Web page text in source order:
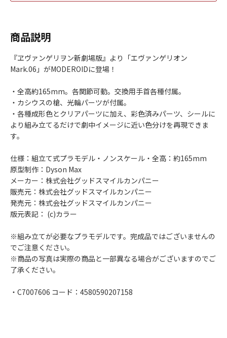
商品説明
『ヱヴァンゲリヲン新劇場版』より「エヴァンゲリオン
Mark.06」がMODEROIDに登場！
・全高約165mm。各関節可動。交換用手首各種付属。
・カシウスの槍、光輪パーツが付属。
・各種成形色とクリアパーツに加え、彩色済みパーツ、シールに
より組み立てるだけで劇中イメージに近い色分けを再現できま
す。
仕様：組立て式プラモデル・ノンスケール・全高：約165mm
原型制作：Dyson Max
メーカー：株式会社グッドスマイルカンパニー
販売元：株式会社グッドスマイルカンパニー
発売元：株式会社グッドスマイルカンパニー
版元表記： (c)カラー
※組み立てが必要なプラモデルです。完成品ではございませんの
でご注意ください。
※商品の写真は実際の商品と一部異なる場合がございますのでご
了承ください。
・C7007606 コード：4580590207158